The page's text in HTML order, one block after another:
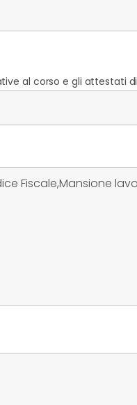
al corso e gli attestati